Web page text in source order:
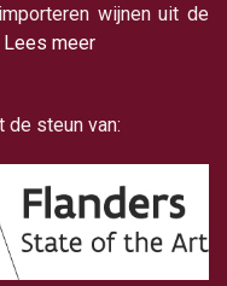
wijnen uit de
Lees meer
steun van: